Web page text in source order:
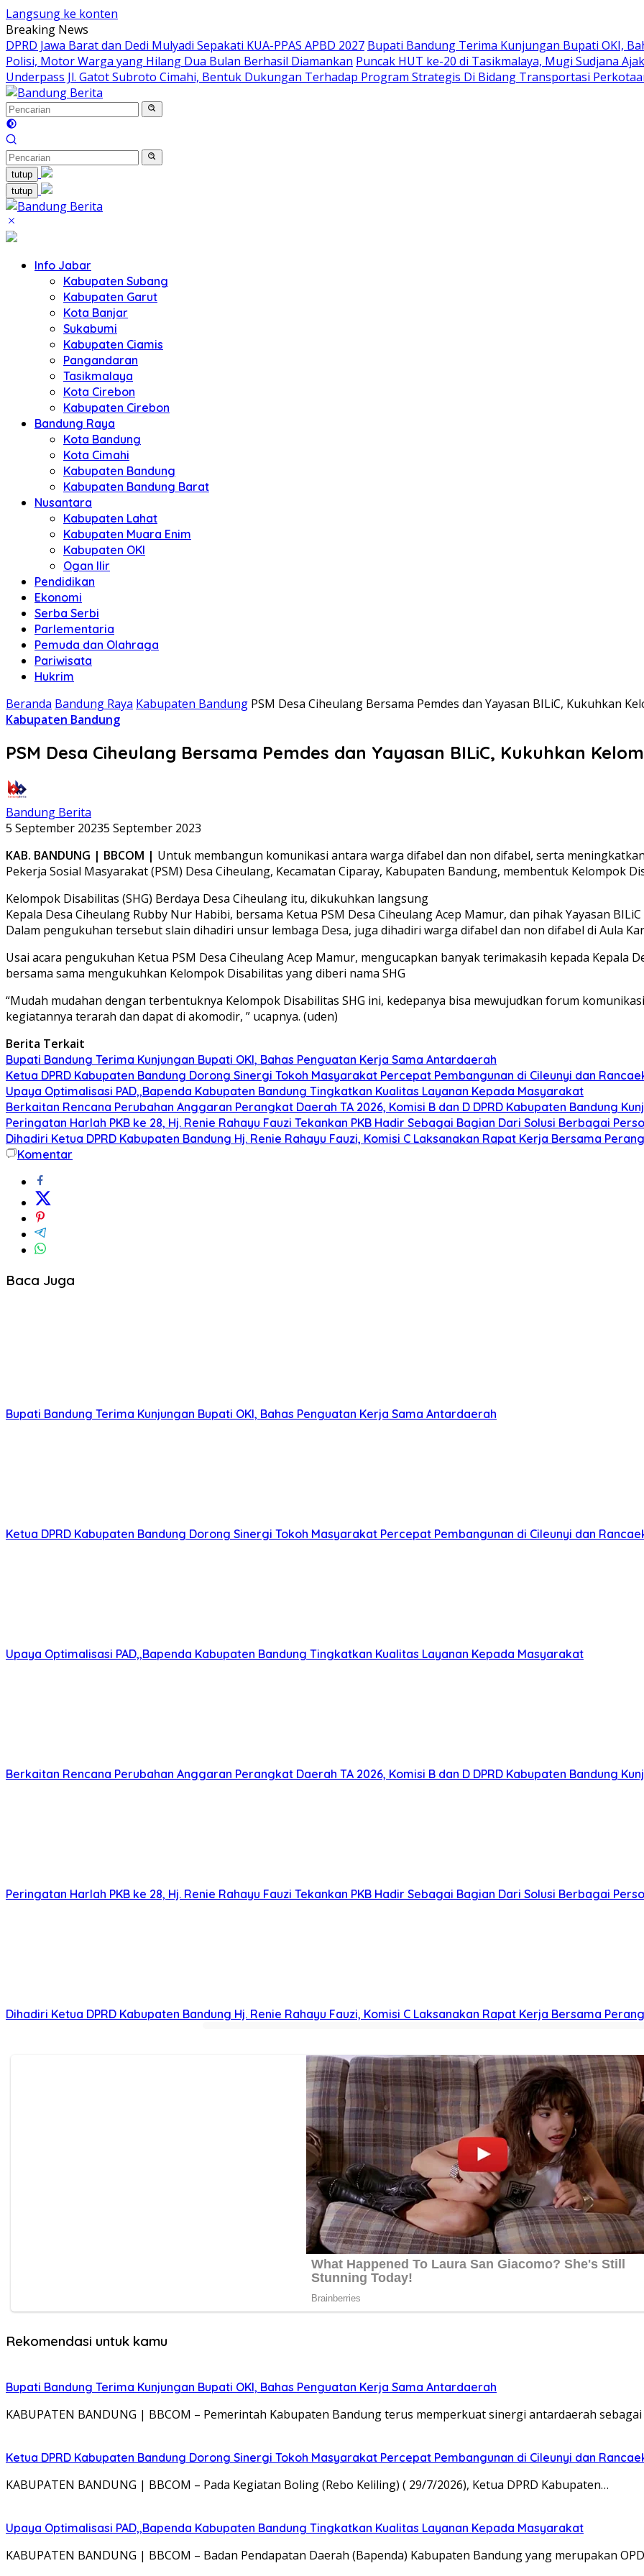
Langsung ke konten
Breaking News
DPRD Jawa Barat dan Dedi Mulyadi Sepakati KUA-PPAS APBD 2027 Bupati Bandung Terima Kunjungan Bupati OKI,
Polisi, Motor Warga yang Hilang Dua Bulan Berhasil Diamankan Puncak HUT ke-20 di Tasikmalaya, Mugi Sudjana
Underpass Jl. Gatot Subroto Cimahi, Bentuk Dukungan Terhadap Program Strategis Di Bidang Transportasi
tutup
tutup
Info Jabar
Kabupaten Subang
Kabupaten Garut
Kota Banjar
Sukabumi
Kabupaten Ciamis
Pangandaran
Tasikmalaya
Kota Cirebon
Kabupaten Cirebon
Bandung Raya
Kota Bandung
Kota Cimahi
Kabupaten Bandung
Kabupaten Bandung Barat
Nusantara
Kabupaten Lahat
Kabupaten Muara Enim
Kabupaten OKI
Ogan Ilir
Pendidikan
Ekonomi
Serba Serbi
Parlementaria
Pemuda dan Olahraga
Pariwisata
Hukrim
Beranda Bandung Raya Kabupaten Bandung PSM Desa Ciheulang Bersama Pemdes dan Yayasan BILiC, Kukuhkan
Kabupaten Bandung
PSM Desa Ciheulang Bersama Pemdes dan Yayasan BILiC, Kukuhkan
Bandung Berita
5 September 20235 September 2023
KAB. BANDUNG | BBCOM | Untuk membangun komunikasi antara warga difabel dan non difabel, serta
Pekerja Sosial Masyarakat (PSM) Desa Ciheulang, Kecamatan Ciparay, Kabupaten Bandung, membentuk Kelompok
Kelompok Disabilitas (SHG) Berdaya Desa Ciheulang itu, dikukuhkan langsung
Kepala Desa Ciheulang Rubby Nur Habibi, bersama Ketua PSM Desa Ciheulang Acep Mamur, dan pihak Yayasan
Dalam pengukuhan tersebut slain dihadiri unsur lembaga Desa, juga dihadiri warga difabel dan non difabel di Aula
Usai acara pengukuhan Ketua PSM Desa Ciheulang Acep Mamur, mengucapkan banyak terimakasih kepada Kepala
bersama sama mengukuhkan Kelompok Disabilitas yang diberi nama SHG
“Mudah mudahan dengan terbentuknya Kelompok Disabilitas SHG ini, kedepanya bisa mewujudkan forum
kegiatannya terarah dan dapat di akomodir, ” ucapnya. (uden)
Berita Terkait
Bupati Bandung Terima Kunjungan Bupati OKI, Bahas Penguatan Kerja Sama Antardaerah
Ketua DPRD Kabupaten Bandung Dorong Sinergi Tokoh Masyarakat Percepat Pembangunan di Cileunyi dan
Upaya Optimalisasi PAD,,Bapenda Kabupaten Bandung Tingkatkan Kualitas Layanan Kepada Masyarakat
Berkaitan Rencana Perubahan Anggaran Perangkat Daerah TA 2026, Komisi B dan D DPRD Kabupaten Bandung
Peringatan Harlah PKB ke 28, Hj. Renie Rahayu Fauzi Tekankan PKB Hadir Sebagai Bagian Dari Solusi Berbagai
Dihadiri Ketua DPRD Kabupaten Bandung Hj. Renie Rahayu Fauzi, Komisi C Laksanakan Rapat Kerja Bersama
Komentar
Baca Juga
Berkaitan Rencana Perubahan Anggaran Perangkat Daerah TA 2026, Komisi B dan D DPRD Kabupaten Bandung
KABUPATEN BANDUNG | BBCOM – Badan Pendapatan Daerah (Bapenda) Kabupaten Bandung yang merupakan
Berkaitan Rencana Perubahan Anggaran Perangkat Daerah TA 2026, Komisi B dan D DPRD Kabupaten Bandung
KABUPATEN BANDUNG | BBCOM – Dua hari lalu tepatnya 20 Juli 2026, Komisi B dan…
Peringatan Harlah PKB ke 28, Hj. Renie Rahayu Fauzi Tekankan PKB Hadir Sebagai Bagian Dari Solusi Berbagai
KABUPATEN BANDUNG | BBCOM – 23 Juli merupakan momentum penting bagi Partai Kebangkitan Bangsa PKB)….
Dihadiri Ketua DPRD Kabupaten Bandung Hj. Renie Rahayu Fauzi, Komisi C Laksanakan Rapat Kerja Bersama
KABUPATEN BANDUNG | BBCOM – Beberapa waktu lalu, Komisi C DPRD Kabupaten Bandung melaksanakan rapat…
Ruas yang wajib ditandai